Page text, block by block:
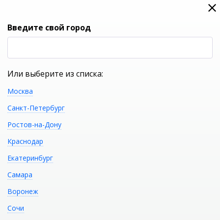
0
Пенал CEZARES Moderno
44737
Введите свой город
Или выберите из списка:
Москва
Санкт-Петербург
Ростов-на-Дону
Краснодар
Екатеринбург
Самара
Воронеж
Сочи